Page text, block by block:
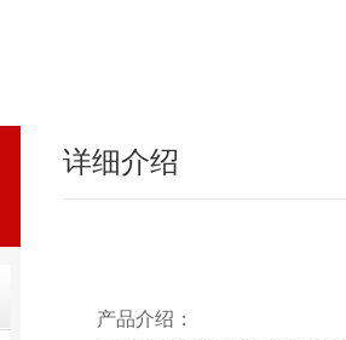
详细介绍
产品介绍：